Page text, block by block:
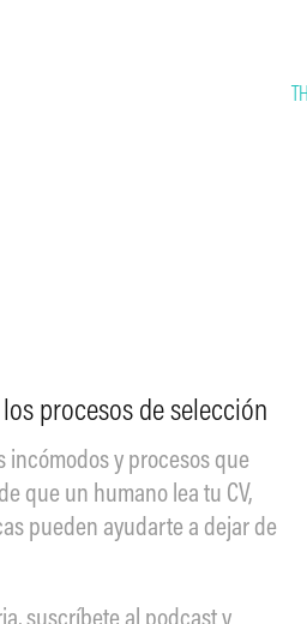
procesos de selección
y procesos que
que un humano lea tu CV,
pueden ayudarte a dejar de
suscríbete al podcast y